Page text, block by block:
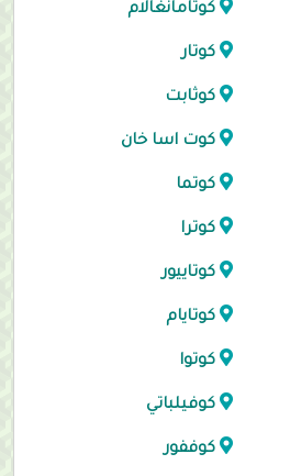
كوتامانغالام
كوتار
كوثابت
كوت اسا خان
كوتما
كوترا
كوتاييور
كوتايام
كوتوا
كوفيلباتي
كوففور